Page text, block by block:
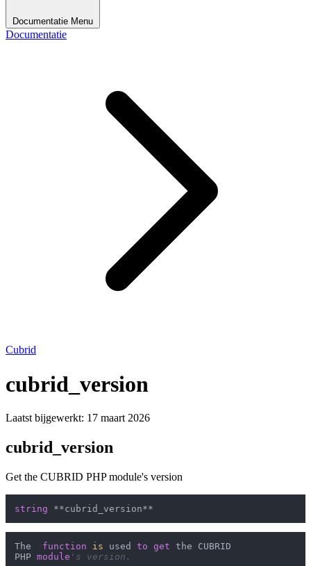
Documentatie Menu
Documentatie
Cubrid
cubrid_version
Laatst bijgewerkt: 17 maart 2026
cubrid_version
Get the CUBRID PHP module's version
string
The function is used to get the CUBRID
PHP module 's version.